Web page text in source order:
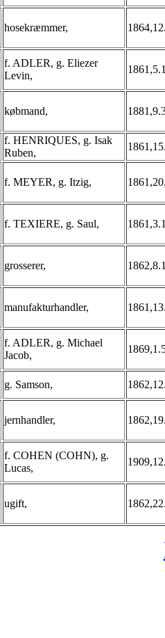
hosekræmmer,
f. ADLER, g. Eliezer
Levin,
købmand,
f. HENRIQUES, g. Isak
Ruben,
f. MEYER, g. Itzig,
f. TEXIERE, g. Saul,
grosserer,
manufakturhandler,
f. ADLER, g. Michael
Jacob,
g. Samson,
jernhandler,
f. COHEN (COHN), g.
Lucas,
ugift,